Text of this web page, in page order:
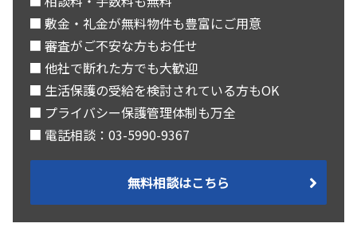
■ 敷金・礼金が無料物件も豊富にご用意
■ 審査がご不安な方もお任せ
■ 他社で断れた方でも大歓迎
■ 生活保護の受給を検討されている方もOK
■ プライバシー保護管理体制も万全
■ 電話相談：03-5990-9367
無料相談はこちら